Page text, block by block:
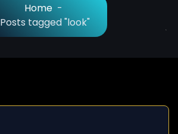
Home -
Posts tagged "look"